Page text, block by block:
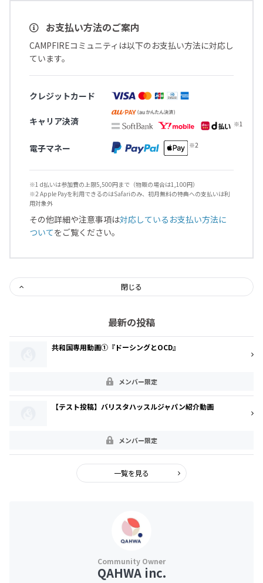
お支払い方法のご案内
CAMPFIREコミュニティは以下のお支払い方法に対応し
ています。
クレジットカード
キャリア決済
電子マネー
※1 d払いは参加費の上限5,500円まで（物販の場合は1,100円）
※2 Apple Payを利用できるのはSafariのみ、初月無料の特典への支払いは利
用対象外
その他詳細や注意事項は対応しているお支払い方法に
ついてをご覧ください。
閉じる
最新の投稿
共和国専用動画①『ドーシングとOCD』
メンバー限定
【テスト投稿】バリスタハッスルジャパン紹介動画
メンバー限定
一覧を見る
QAHWA inc.